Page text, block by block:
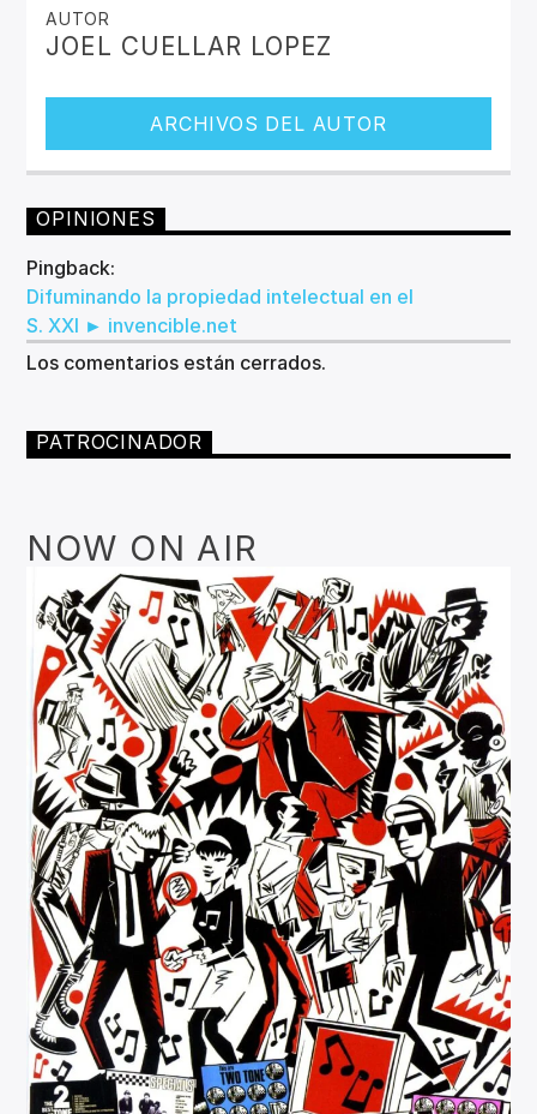
AUTOR
JOEL CUELLAR LOPEZ
ARCHIVOS DEL AUTOR
OPINIONES
Pingback:
Difuminando la propiedad intelectual en el
S. XXI ► invencible.net
Los comentarios están cerrados.
PATROCINADOR
NOW ON AIR